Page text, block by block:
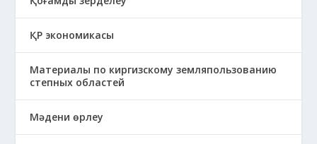
ҚР экономикасы
Материалы по киргизскому земляпользованию
степных областей
Мәдени өрлеу